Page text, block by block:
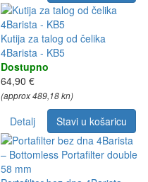
Kutija za talog od čelika
4Barista - KB5
Dostupno
64,90 €
(approx 489,18 kn)
Detalj Stavi u košaricu